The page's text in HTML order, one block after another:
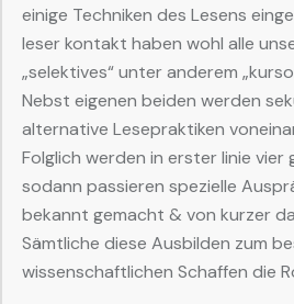
einige Techniken des Lesens
leser kontakt haben wohl alle
„selektives“ unter anderem
Nebst eigenen beiden werden
alternative Lesepraktiken
Folglich werden in erster linie vier
sodann passieren spezielle
bekannt gemacht & von kurzer
Sämtliche diese Ausbilden zum
wissenschaftlichen Schaffen die